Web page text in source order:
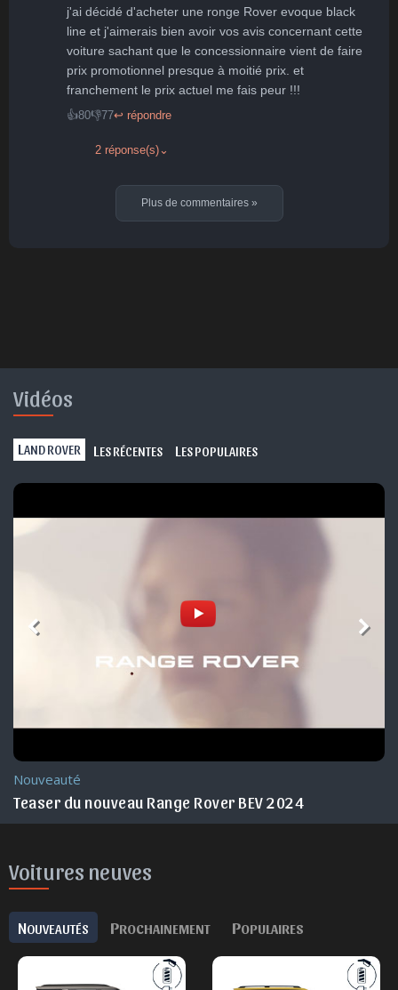
j'ai décidé d'acheter une ronge Rover evoque black
line et j'aimerais bien avoir vos avis concernant cette
voiture sachant que le concessionnaire vient de faire
prix promotionnel presque à moitié prix. et
franchement le prix actuel me fais peur !!!
👍80👎77↩ répondre
2 réponse(s) ⌄
Plus de commentaires »
Vidéos
L AND ROVER L ES RÉCENTES L ES POPULAIRES
Rover BEV 2024 Range Rover Evoque
Voitures neuves
NOUVEAUTÉS PROCHAINEMENT POPULAIRES